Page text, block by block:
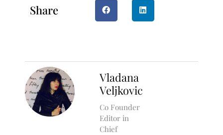
Share
Vladana
Veljkovic
Co Founder
Editor in
Chief